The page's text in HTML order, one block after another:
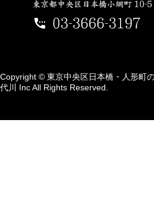
Copyright © 東京中央区日本橋・人形町
代川 Inc All Rights Reserved.